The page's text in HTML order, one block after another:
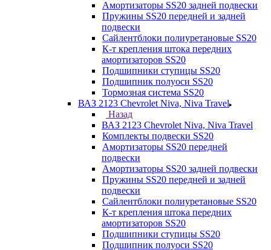
Амортизаторы SS20 задней подвески
Пружины SS20 передней и задней
подвески
Сайлентблоки полиуретановые SS20
К-т крепления штока передних
амортизаторов SS20
Подшипники ступицы SS20
Подшипник полуоси SS20
Тормозная система SS20
ВАЗ 2123 Chevrolet Niva, Niva Travel
Назад
ВАЗ 2123 Chevrolet Niva, Niva Travel
Комплекты подвески SS20
Амортизаторы SS20 передней
подвески
Амортизаторы SS20 задней подвески
Пружины SS20 передней и задней
подвески
Сайлентблоки полиуретановые SS20
К-т крепления штока передних
амортизаторов SS20
Подшипники ступицы SS20
Подшипник полуоси SS20